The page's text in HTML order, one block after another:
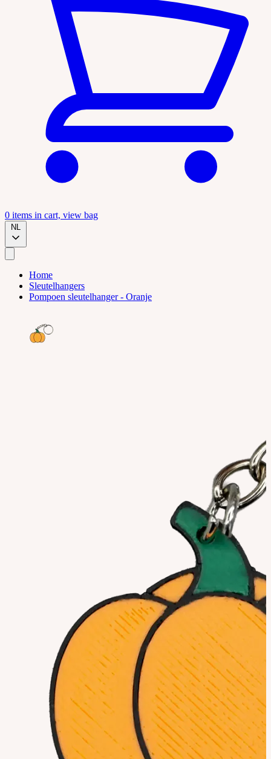
0 items in cart, view bag
NL
Home
Sleutelhangers
Pompoen sleutelhanger - Oranje